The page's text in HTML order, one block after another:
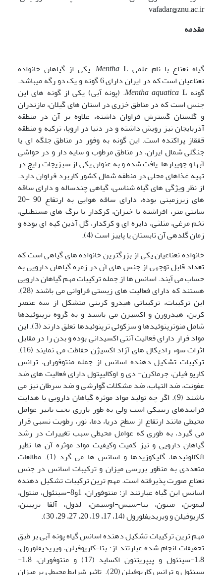
vafadar@znu.ac.ir
مقدمه
گیاه نعناع با نام علمی MenthaL. یکی از گیاهان خانواده
نعناعیان است که در ایران دارای 6 گونه و یک دو رگه می‍باشد.
گونه
Mentha aquaticaL. (پونه آبی) یکی از گونه های این
جنس است که در مناطق خزری در استان های گیلان، مازندران
و گلستان گسترش فراوان داشته، علاوه بر آن در منطقه
آذربایجان نیز رویش داشته و در دنیا در اروپا، ترکیه و منطقه
قفقاز پراکنده است. این گونه به وفور در مناطق جلگه ای یا
جنگلی شمال ایران، در مناطق مرطوب و سایه دار و در حواشی
آبها و جویبارها یافت شده و به عنوان یکی از سبزیجات رایج در
تهیه غذاهای محلی در منطقه شمال کشور کاربرد فراوان دارد.
از نظر ویژگی های گیاه شناسی، گیاهی چندساله و دارای ساقه
های زیرزمینی بوده، دارای ساقه هوایی به ارتفاع 90 -20
سانتی متر، افراشته یا خیزان، کرکدار با برگ های مستطیلی،
تخم مرغی، مثلثی، دایره ای و کرکدار، گل آذین کپه ای بوده و
زمان گلدهی آن تابستان یا پاییز است (4).
خانواده نعناعیان یکی از بزرگترین خانواده های گیاهی است که
تعداد قابل توجهی از جنس های آن در زمره گیاهان دارویی به
حساب می آیند. اسانس ها از جمله ترکیبات مهم گیاهان دارویی
هستند که دارای فعالیت های زیستی فراوانی می باشند (28).
این ترکیبات، ترکیباتی هیدرو کربنی متشکل از سه عنصر
کربن، هیدروژن و اکسیژن می باشند و به گروه ترپنوئیدها
شامل منوترپنوئیدها و سزکوئی ترپنوئیدها تعلق دارند (3). این
مواد فرار دارای فعالیت آنتی اکسیدانی بوده و بدن را در مقابل
اثرات سوء رادیکال های آزاد اکسیژن حفاظت می نمایند (16).
ترکیبات تشکیل دهنده اسانس از جمله منتوفوران، ترانس
کاریو فیلن، جرماکرن- دی و اوکالیپتول دارای فعالیت های ضد
عفونت، ضد التهاب، ضد مشکلات گوارشی و ضد سرطان نیز می
باشند (9). اگر چه تولید مواد موثره گیاهان دارویی با هدایت
فرایندهای ژنتیکی است ولی به طور بارزی تحت تاثیر عوامل
محیطی مانند ارتفاع از سطح دریا، دما، نور، رطوبت نسبی قرار
می گیرد، به طوری که عوامل محیطی سبب تغییرات در رشد
گیاهان دارویی و نیز کمیت وکیفیت مواد موثره آن ها نظیر
آلکالوئیدها، گلیکوزیدها و اسانس ها می گرد (1). مطالعات
متعددی به منظور بررسی میزان و ترکیبات اسانس در جنس
نعناع صورت پذیرفته است. مهم ترین ترکیبات تشکیل دهنده
اسانس این گیاه عبارتند از: منتوفوران، 1و8-سینئول، منتول،
لیمونن، منتون، بتا-سیس-اوسیمن، لدول، آلفا ترپینن،
کاریوفیلن و ویریدیفلورول (14، 17، 19، 20، 27، 29، 30).
مهم ترین ترکیبات تشکیل دهنده اسانس گیاه پونه آبی بر طبق
تحقیقات انجام شده عبارتند از: بتا-کاریوفیلن، ویریدیفلورول،
1،8-سینئول و پیپریتنون اکساید (17) و منتوفوران، 1،8-
سینئول و ترانس کاریوفیلن (20). تاثیر شرایط محیطی بر میزان